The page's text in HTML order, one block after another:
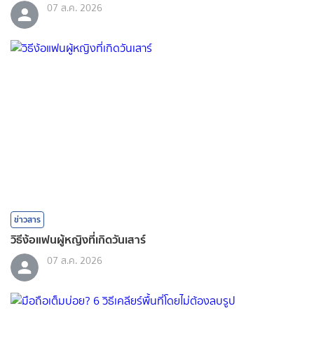
07 ส.ค. 2026
ข่าวสาร
วิธีง้อแฟนผู้หญิงที่เกิดวันเสาร์
07 ส.ค. 2026